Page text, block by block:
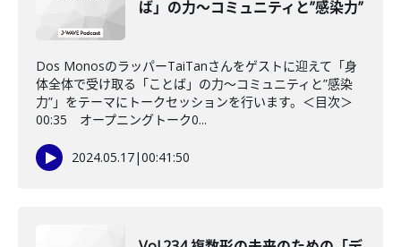
ば」の力〜コミュニティと”感染力”
Dos MonosのラッパーTaiTanさんをゲストに迎えて「身
体全体で受け取る「ことば」の力〜コミュニティと”感染
力”」をテーマにトークセッションを行います。＜目次＞
00:35 オープニングトーク0...
2024.05.17|00:41:50